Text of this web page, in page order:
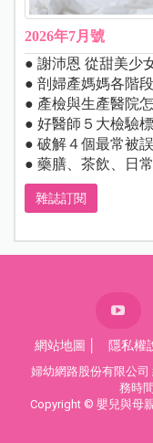
2026年7月號
● 謝沛恩 從甜美少
● 剖婦產媽媽各階
● 產檢與生產醫院
● 好醫師５大檢驗
● 破解４個最常被
● 藥膳、茶飲、日
雜誌訂閱
網站地圖 隱私權
婦幼網路股份有限公司
務時
Copyright © 嬰兒與母